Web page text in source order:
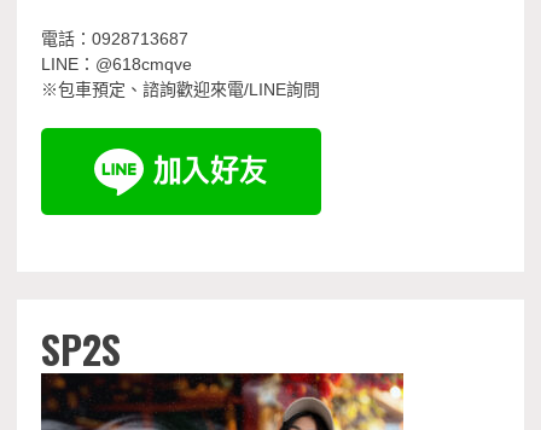
電話：0928713687
LINE：@618cmqve
※包車預定、諮詢歡迎來電/LINE詢問
SP2S